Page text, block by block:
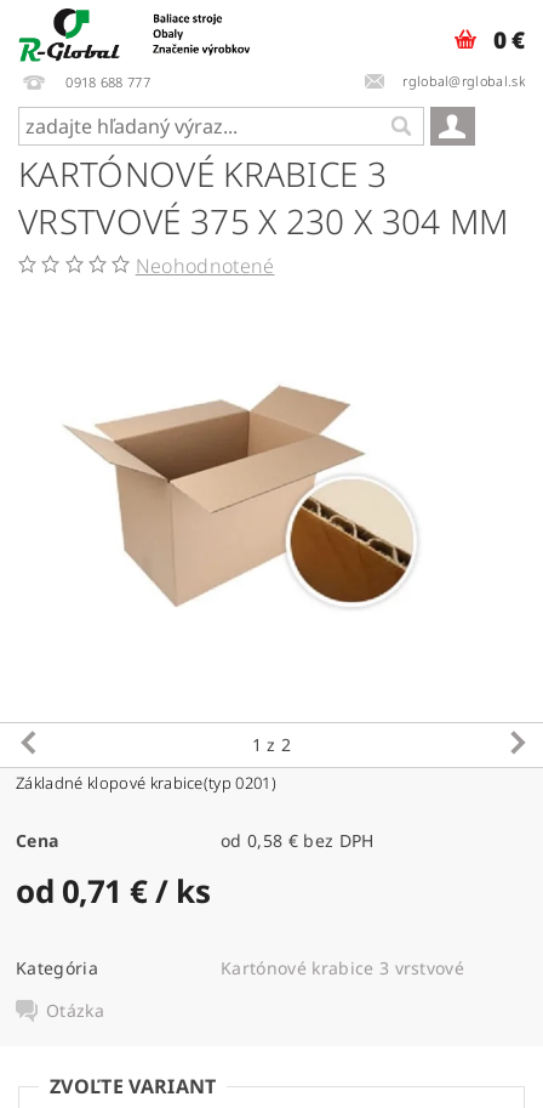
0918 688 777 rglobal@rglobal.sk
0 €
KARTÓNOVÉ KRABICE 3
VRSTVOVÉ 375 X 230 X 304 MM
Neohodnotené
1 z 2
Základné klopové krabice(typ 0201)
Cena od 0,58 € bez DPH
od 0,71 €/ ks
Kategória
Kartónové krabice 3 vrstvové
Otázka
ZVOĽTE VARIANT